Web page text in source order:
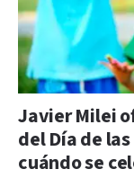
Javier Milei
del Día de
cuándo se